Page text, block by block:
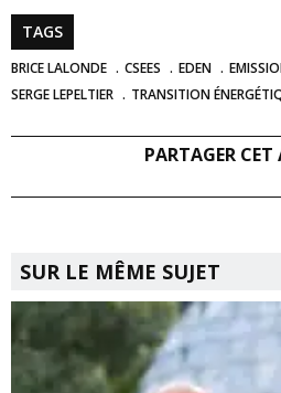
TAGS
BRICE LALONDE CSEES EDEN
SERGE LEPELTIER
TRANSITION
PARTAGER CET
SUR LE MÊME SUJET